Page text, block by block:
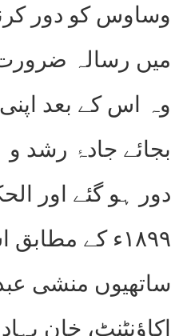
میں رسالہ ضرورت
وہ اس کے بعد
بجائے جادۂ رشد
۱۸۹۹ء کے
ساتھیوں منشی
اکاؤنٹنٹ، خان